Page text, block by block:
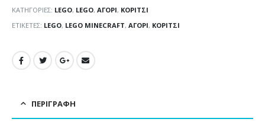
ΚΑΤΗΓΟΡΊΕΣ: LEGO, LEGO, ΑΓΌΡΙ, ΚΟΡΊΤΣΙ
ΕΤΙΚΈΤΕΣ: LEGO, LEGO MINECRAFT, ΑΓΌΡΙ, ΚΟΡΊΤΣΙ
ΠΕΡΙΓΡΑΦΉ